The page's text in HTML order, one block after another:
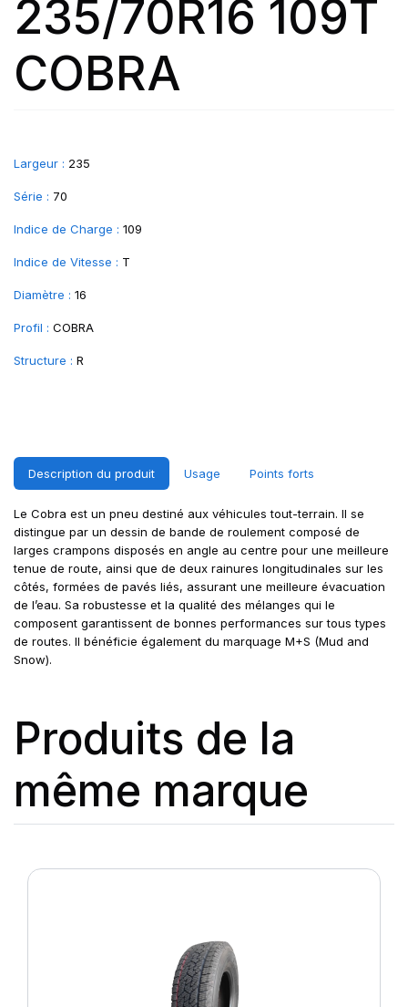
235/70R16 109T
COBRA
Largeur : 235
Série : 70
Indice de Charge : 109
Indice de Vitesse : T
Diamètre : 16
Profil : COBRA
Structure : R
Description du produit Usage Points forts
Le Cobra est un pneu destiné aux véhicules tout-terrain. Il se
distingue par un dessin de bande de roulement composé de
larges crampons disposés en angle au centre pour une meilleure
tenue de route, ainsi que de deux rainures longitudinales sur les
côtés, formées de pavés liés, assurant une meilleure évacuation
de l’eau. Sa robustesse et la qualité des mélanges qui le
composent garantissent de bonnes performances sur tous types
de routes. Il bénéficie également du marquage M+S (Mud and
Snow).
Produits de la
même marque